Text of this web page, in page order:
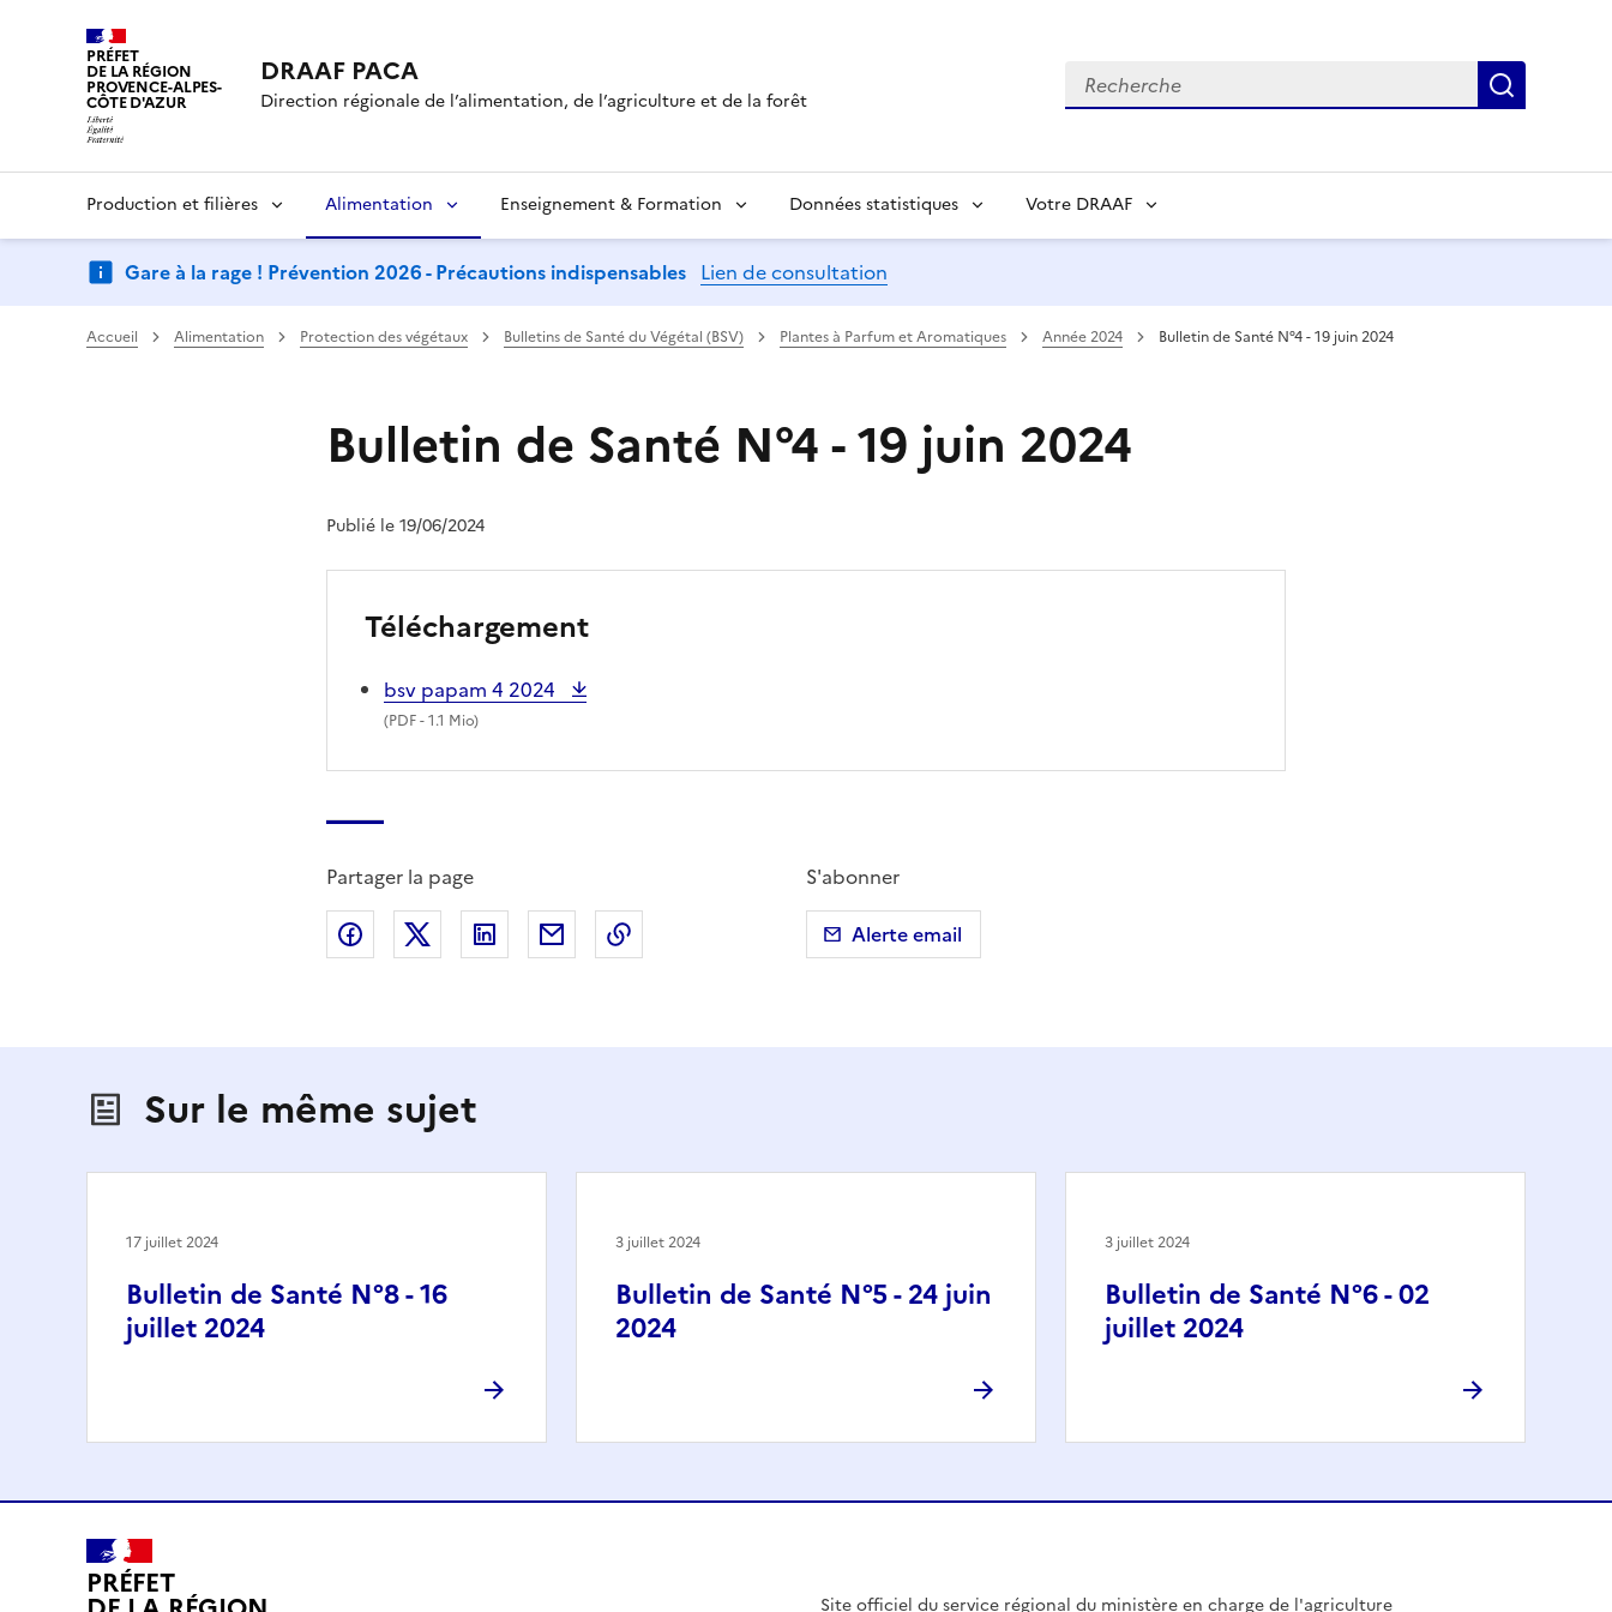
PRÉFET
DE LA RÉGION
PROVENCE-ALPES-
CÔTE D'AZUR
DRAAF PACA
Direction régionale de l’alimentation, de l’agriculture et de la forêt
Recherche
Production et filières Alimentation Enseignement & Formation Données statistiques Votre DRAAF
Gare à la rage ! Prévention 2026 - Précautions indispensables Lien de consultation
Accueil Alimentation Protection des végétaux Bulletins de Santé du Végétal (BSV) Plantes à Parfum et Aromatiques Année 2024 Bulletin de Santé N°4 - 19 juin 2024
Bulletin de Santé N°4 - 19 juin 2024
Publié le 19/06/2024
Téléchargement
bsv papam 4 2024
(PDF- 1.1 Mio)
Partager la page
Partager sur Facebook
Partager sur X (anciennement Twitter)
Partager sur LinkedIn
Partager par emailCopier dans le presse-papier
S'abonner
Alerte email
Sur le même sujet
Bulletin de Santé N°8 - 16
juillet 2024
17 juillet 2024
Bulletin de Santé N°5 - 24 juin
2024
3 juillet 2024
Bulletin de Santé N°6 - 02
juillet 2024
3 juillet 2024
PRÉFET
Site officiel du service régional du ministère en charge de l'agriculture